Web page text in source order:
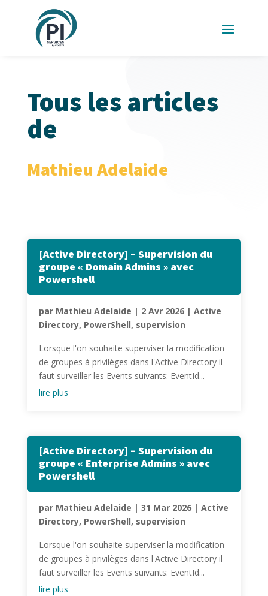
Tous les articles
de
Mathieu Adelaide
[Active Directory] – Supervision du
groupe « Domain Admins » avec
Powershell
par Mathieu Adelaide | 2 Avr 2026| Active
Directory, PowerShell, supervision
Lorsque l'on souhaite superviser la modification
de groupes à privilèges dans l'Active Directory il
faut surveiller les Events suivants: EventId...
lire plus
[Active Directory] – Supervision du
groupe « Enterprise Admins » avec
Powershell
par Mathieu Adelaide | 31 Mar 2026| Active
Directory, PowerShell, supervision
Lorsque l'on souhaite superviser la modification
de groupes à privilèges dans l'Active Directory il
faut surveiller les Events suivants: EventId...
lire plus